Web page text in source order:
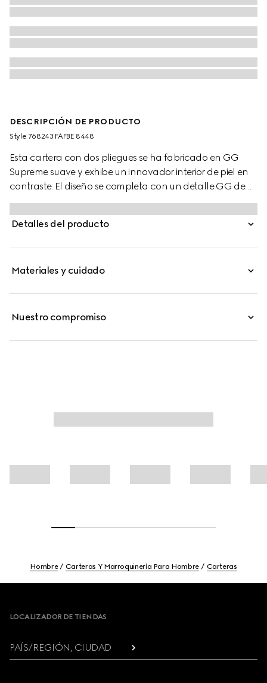
DESCRIPCIÓN DE PRODUCTO
Style ‎768243 FAFBE 8448
Esta cartera con dos pliegues se ha fabricado en GG
Supreme suave y exhibe un innovador interior de piel en
contraste. El diseño se completa con un detalle GG de
efecto cerámica.
Detalles del producto
Materiales y cuidado
Nuestro compromiso
Hombre Carteras Y Marroquinería Para Hombre Carteras
LOCALIZADOR DE TIENDAS
PAÍS/REGIÓN, CIUDAD